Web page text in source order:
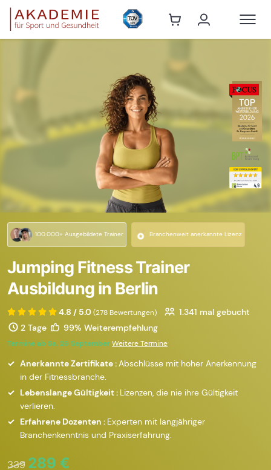
100.000+ Ausgebildete Trainer Branchenweit anerkannte Lizenz
Jumping Fitness Trainer
Ausbildung in Berlin
4.8 / 5.0(278 Bewertungen) 1.341 mal gebucht
2 Tage
99% Weiterempfehlung
Termine ab Sa. 26 SeptemberWeitere Termine
Anerkannte Zertifikate :Abschlüsse mit hoher Anerkennung
in der Fitnessbranche.
Lebenslange Gültigkeit : Lizenzen, die nie ihre Gültigkeit
verlieren.
Erfahrene Dozenten : Experten mit langjähriger
Branchenkenntnis und Praxiserfahrung.
339 289 €